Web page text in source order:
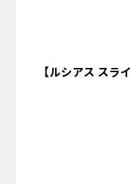
【ルシアス スラ